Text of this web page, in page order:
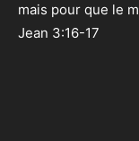
mais pour que le
Jean 3:16-17